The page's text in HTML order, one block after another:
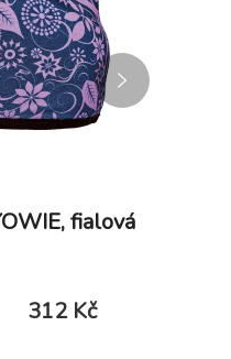
fialová
312 Kč